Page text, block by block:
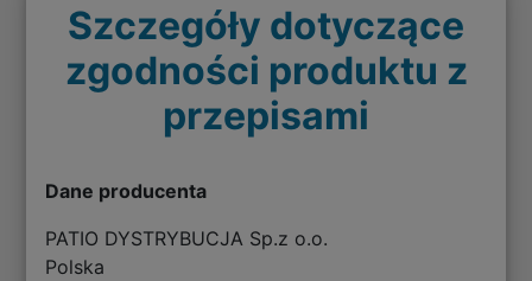
Szczegóły dotyczące
zgodności produktu z
przepisami
Dane producenta
PATIO DYSTRYBUCJA Sp.z o.o.
Polska